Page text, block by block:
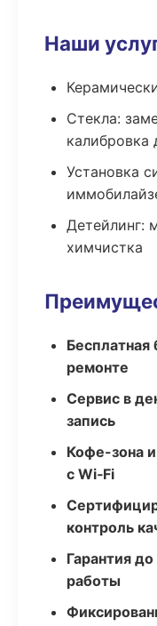
Наши
Стекла:
калибровка
Установка
Детейлинг:
химчистка
Бесплатная
ремонте
Сервис в
запись
Кофе-зона
с Wi‑Fi
контроль
Гарантия
работы